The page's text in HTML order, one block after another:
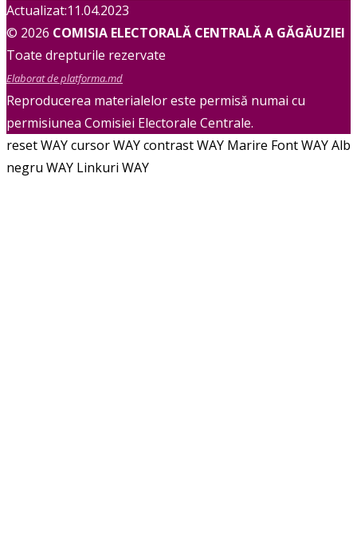
Actualizat:11.04.2023
© 2026 COMISIA ELECTORALĂ CENTRALĂ A GĂGĂUZIEI
Toate drepturile rezervate
Elaborat de platforma.md
Reproducerea materialelor este permisă numai cu
permisiunea Comisiei Electorale Centrale.
reset WAYcursor WAYcontrast WAY Marire Font WAYAlb
negru WAY Linkuri WAY